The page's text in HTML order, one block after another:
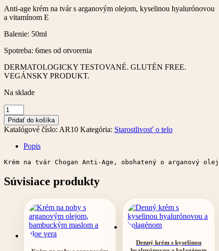
Anti-age krém na tvár s arganovým olejom, kyselinou hyalurónovou
a vitamínom E
Balenie: 50ml
Spotreba: 6mes od otvorenia
DERMATOLOGICKY TESTOVANÉ. GLUTÉN FREE.
VEGÁNSKY PRODUKT.
Na sklade
množstvo
Krém
na
tvár
arganom
a
hyaluronovou
Pridať do košíka
Katalógové číslo: AR10 Kategória: Starostlivosť o telo
Popis
Krém na tvár Chogan Anti-Age, obohatený o
Súvisiace produkty
Denný krém s kyselinou